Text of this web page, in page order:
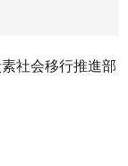
社会移行推進部